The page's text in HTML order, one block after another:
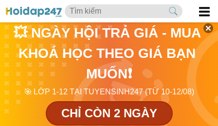
💥 NGÀY HỘI TRẢ GIÁ - MUA
KHOÁ HỌC THEO GIÁ BẠN
MUỐN❗
🎯 LỚP 1-12 TẠI TUYENSINH247 (TỪ 10-12/08)
CHỈ CÒN 2 NGÀY